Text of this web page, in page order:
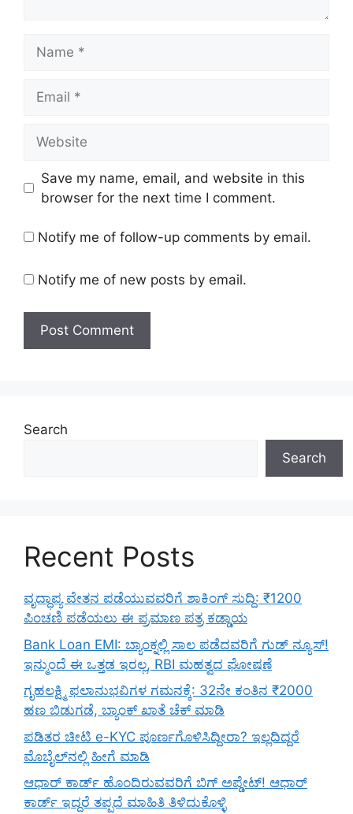
Save my name, email, and website in this
browser for the next time I comment.
Notify me of follow-up comments by email.
Notify me of new posts by email.
Search
Search
Recent Posts
ವೃದ್ಧಾಪ್ಯ ವೇತನ ಪಡೆಯುವವರಿಗೆ ಶಾಕಿಂಗ್ ಸುದ್ದಿ: ₹1200
ಪಿಂಚಣಿ ಪಡೆಯಲು ಈ ಪ್ರಮಾಣ ಪತ್ರ ಕಡ್ಡಾಯ
Bank Loan EMI: ಬ್ಯಾಂಕ್ನಲ್ಲಿ ಸಾಲ ಪಡೆದವರಿಗೆ ಗುಡ್ ನ್ಯೂಸ್!
ಇನ್ಮುಂದೆ ಈ ಒತ್ತಡ ಇರಲ್ಲ, RBI ಮಹತ್ವದ ಘೋಷಣೆ
ಗೃಹಲಕ್ಷ್ಮಿ ಫಲಾನುಭವಿಗಳ ಗಮನಕ್ಕೆ: 32ನೇ ಕಂತಿನ ₹2000
ಹಣ ಬಿಡುಗಡೆ, ಬ್ಯಾಂಕ್ ಖಾತೆ ಚೆಕ್ ಮಾಡಿ
ಪಡಿತರ ಚೀಟಿ e-KYC ಪೂರ್ಣಗೊಳಿಸಿದ್ದೀರಾ? ಇಲ್ಲದಿದ್ದರೆ
ಮೊಬೈಲ್‌ನಲ್ಲಿ ಹೀಗೆ ಮಾಡಿ
ಆಧಾರ್ ಕಾರ್ಡ್ ಹೊಂದಿರುವವರಿಗೆ ಬಿಗ್ ಅಪ್ಡೇಟ್! ಆಧಾರ್
ಕಾರ್ಡ್ ಇದ್ದರೆ ತಪ್ಪದೆ ಮಾಹಿತಿ ತಿಳಿದುಕೊಳ್ಳಿ